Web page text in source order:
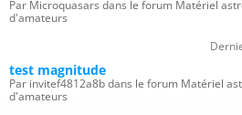
Par Microquasars dans le forum Matériel
d'amateurs
test magnitude
Par invitef4812a8b dans le forum Matériel
d'amateurs